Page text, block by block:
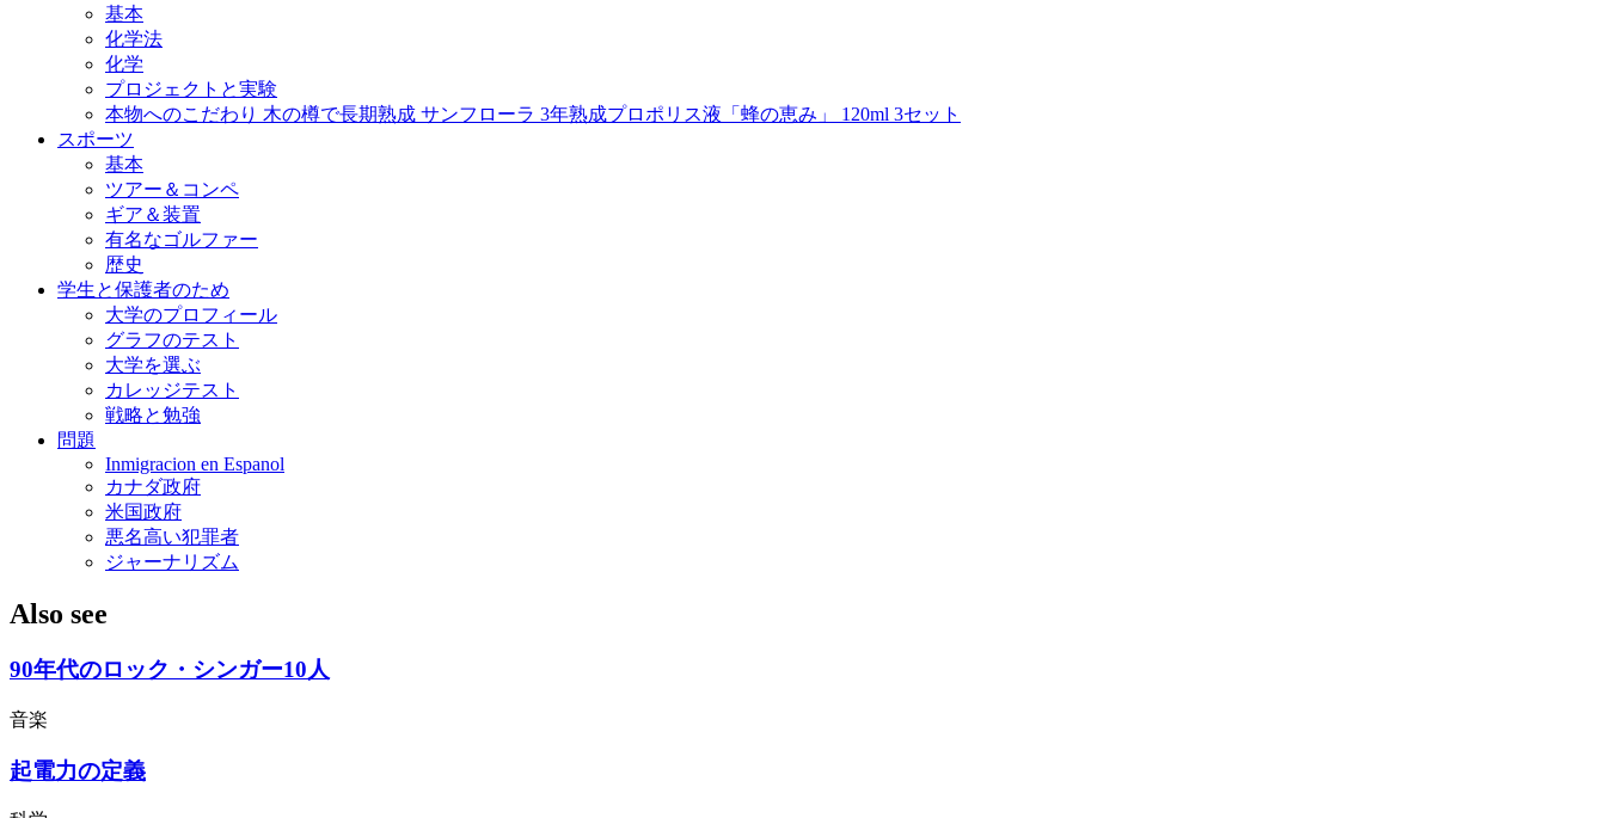
基本
化学法
化学
プロジェクトと実験
本物へのこだわり 木の樽で長期熟成 サンフローラ 3年熟成プロポリス液「蜂の恵み」 120ml 3セット
スポーツ
基本
ツアー＆コンペ
ギア＆装置
有名なゴルファー
歴史
学生と保護者のため
大学のプロフィール
グラフのテスト
大学を選ぶ
カレッジテスト
戦略と勉強
問題
Inmigracion en Espanol
カナダ政府
米国政府
悪名高い犯罪者
ジャーナリズム
Also see
90年代のロック・シンガー10人
音楽
起電力の定義